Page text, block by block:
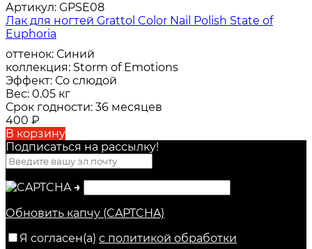
Артикул: GPSE08
Лак для ногтей Grattol Color Nail Polish State of
Euphoria
оттенок: Синий
коллекция: Storm of Emotions
Эффект: Со слюдой
Вес: 0.05 кг
Срок годности: 36 месяцев
400 ₽
В корзину
Подписаться на рассылкy!
→
Обновить капчу (CAPTCHA)
Я согласен(a) с политикой обработки